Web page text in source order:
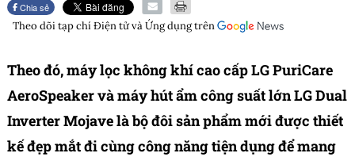
Chia sẻ
Theo dõi tạp chíĐiện tử và Ứng dụngtrên
Theo đó, máy lọc không khí cao cấp LG PuriCare
AeroSpeaker và máy hút ẩm công suất lớn LG Dual
Inverter Mojave là bộ đôi sản phẩm mới được thiết
kế đẹp mắt đi cùng công năng tiện dụng để mang